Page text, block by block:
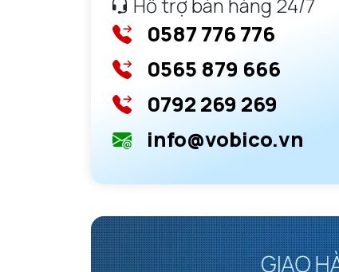
Hỗ trợ bán hàng 24/7
0587 776 776
0565 879 666
0792 269 269
info@vobico.vn